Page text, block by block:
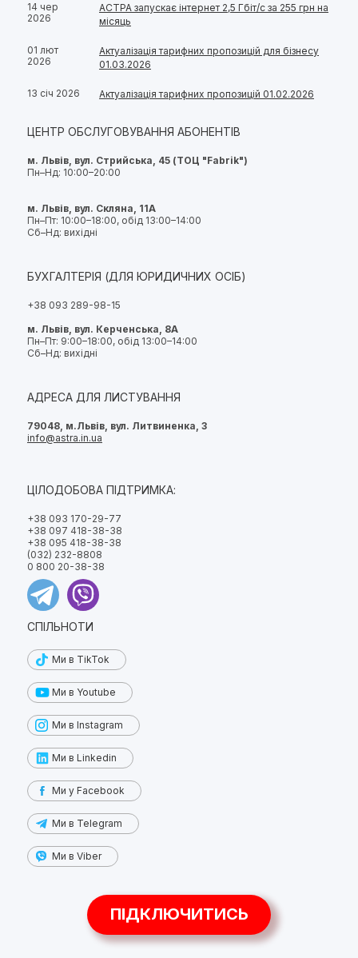
14 чер
2026
АСТРА запускає інтернет 2,5 Гбіт/с за 255 грн на
місяць
01 лют
2026
Актуалізація тарифних пропозицій для бізнесу
01.03.2026
13 січ 2026 Актуалізація тарифних пропозицій 01.02.2026
ЦЕНТР ОБСЛУГОВУВАННЯ АБОНЕНТІВ
м. Львів, вул. Стрийська, 45 (ТОЦ "Fabrik")
Пн–Нд: 10:00–20:00
м. Львів, вул. Скляна, 11А
Пн–Пт: 10:00–18:00, обід 13:00–14:00
Сб–Нд: вихідні
БУХГАЛТЕРІЯ (ДЛЯ ЮРИДИЧНИХ ОСІБ)
+38 093 289-98-15
м. Львів, вул. Керченська, 8А
Пн–Пт: 9:00–18:00, обід 13:00–14:00
Сб–Нд: вихідні
АДРЕСА ДЛЯ ЛИСТУВАННЯ
79048, м.Львів, вул. Литвиненка, 3
info@astra.in.ua
ЦІЛОДОБОВА ПІДТРИМКА:
+38 093 170-29-77
+38 097 418-38-38
+38 095 418-38-38
(032) 232-8808
0 800 20-38-38
СПІЛЬНОТИ
Ми в TikTok
Ми в Youtube
Ми в Instagram
Ми в Linkedin
Ми у Facebook
Ми в Telegram
Ми в Viber
ПІДКЛЮЧИТИСЬ